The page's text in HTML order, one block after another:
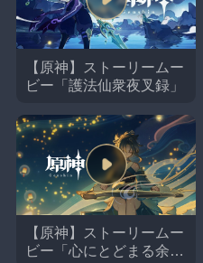
【原神】ストーリームー
ビー「護法仙衆夜叉録」
【原神】ストーリームー
ビー「心にとどまる余